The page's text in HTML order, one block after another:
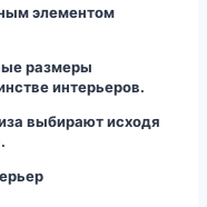
элементом
размеры
интерьеров.
выбирают исходя